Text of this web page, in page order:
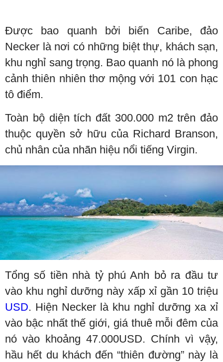
Được bao quanh bởi biến Caribe, đảo
Necker là nơi có những biệt thự, khách sạn,
khu nghỉ sang trọng. Bao quanh nó là phong
cảnh thiên nhiên thơ mộng với 101 con hạc
tô điểm.
Toàn bộ diện tích đất 300.000 m2 trên đảo
thuộc quyền sở hữu của Richard Branson,
chủ nhân của nhãn hiệu nổi tiếng Virgin.
Tổng số tiền nhà tỷ phú Anh bỏ ra đầu tư
vào khu nghỉ dưỡng này xấp xỉ gần 10 triệu
USD. Hiện Necker là khu nghỉ dưỡng xa xỉ
vào bậc nhất thế giới, giá thuê mỗi đêm của
nó vào khoảng 47.000USD. Chính vì vậy,
hầu hết du khách đến “thiên đường” này là